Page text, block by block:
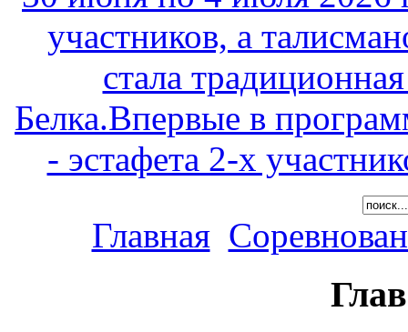
участников, а
стала
Белка.Впервые в
- эстафета 2-х
Главная